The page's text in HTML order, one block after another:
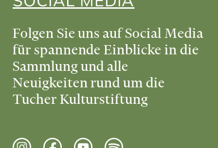
Folgen Sie uns auf Social Media
für spannende Einblicke in die
Sammlung und alle
Neuigkeiten rund um die
Tucher Kulturstiftung